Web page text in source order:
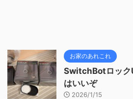
お家のあれこれ
SwitchBotロック
はいいぞ
2026/1/15